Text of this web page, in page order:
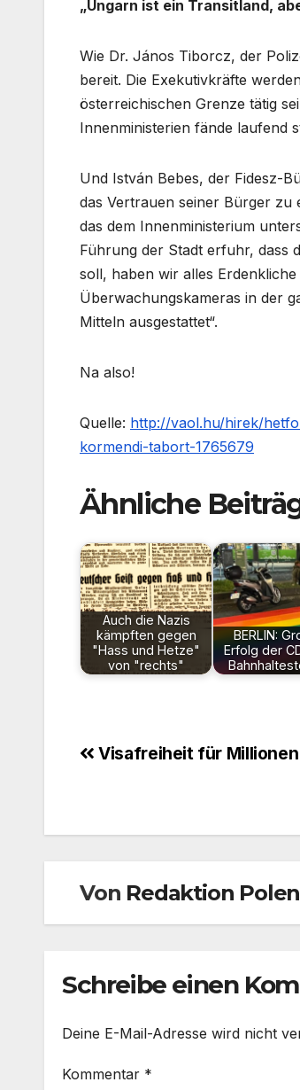
„Ungarn ist ein Transitland,
Wie Dr. János Tiborcz, der
bereit. Die Exekutivkräfte
österreichischen Grenze tätig
Innenministerien fände laufend
Und István Bebes, der Fidesz-
das Vertrauen seiner Bürger zu
das dem Innenministerium
Führung der Stadt erfuhr, dass
soll, haben wir alles
Überwachungskameras in der
Mitteln ausgestattet“.
Na also!
Quelle: http://vaol.hu/hirek/
kormendi-tabort-1765679
Ähnliche
Auch die Nazis
kämpften gegen
"Hass und Hetze"
von "rechts"
BERLIN:
Erfolg der
Visafreiheit für
Von Redaktion
Schreibe einen
Deine E-Mail-Adresse wird nicht
Kommentar *